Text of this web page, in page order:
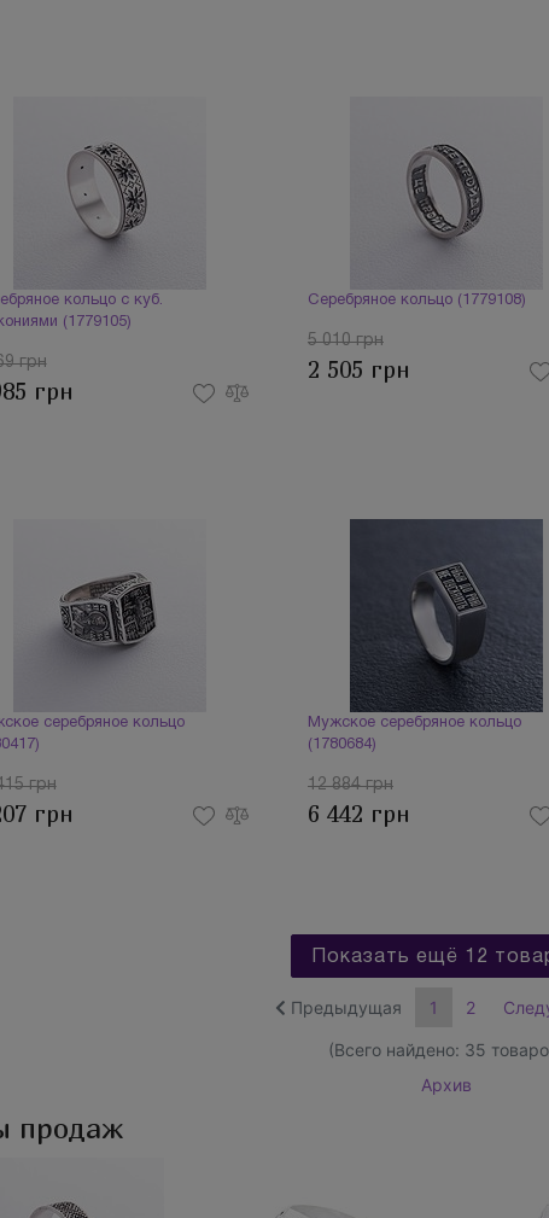
кольцо с куб.
(1779105)
грн
грн
Серебряное кольцо (1779108)
5 010 грн
2 505 грн
серебряное кольцо
грн
грн
Мужское серебряное кольцо
(1780684)
12 884 грн
6 442 грн
Показать ещё 12
Предыдущая 1 2
(Всего найдено: 35
Архив
продаж